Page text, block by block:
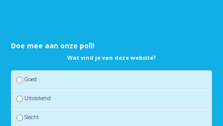
Doe mee aan onze poll!
Wat vind je van deze website?
Goed
Uitstekend
Slecht